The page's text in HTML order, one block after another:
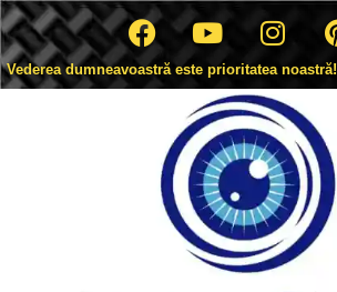
Vederea dumneavoastră este prioritatea noastră!